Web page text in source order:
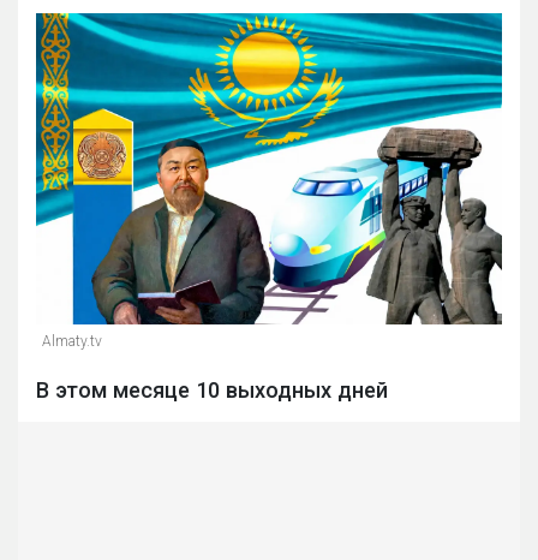
Almaty.tv
В этом месяце 10 выходных дней